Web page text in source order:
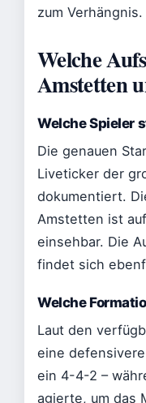
zum Verhängnis.
Welche
Amstetten
Welche Spieler
Die genauen
Liveticker der
dokumentiert.
Amstetten ist auf
einsehbar. Die
findet sich
Welche
Laut den
eine
ein 4-4-2 –
agierte, um das